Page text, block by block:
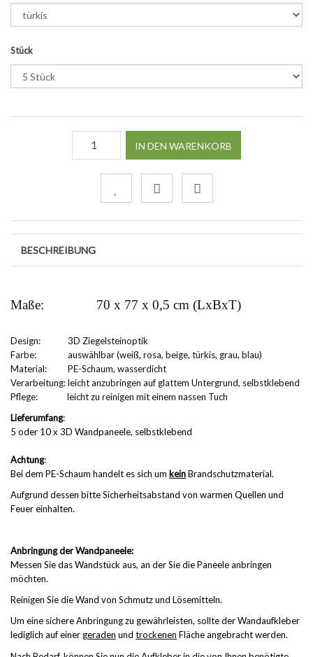
Stück
IN DEN WARENKORB
BESCHREIBUNG
Maße: 70 x 77 x 0,5 cm (LxBxT)
Design:
3D Ziegelsteinoptik
Farbe:
auswählbar (weiß, rosa, beige, türkis, grau, blau)
Material:
PE-Schaum, wasserdicht
Verarbeitung: leicht anzubringen auf glattem Untergrund, selbstklebend
Pflege:
leicht zu reinigen mit einem nassen Tuch
Lieferumfang:
5 oder 10 x 3D Wandpaneele, selbstklebend
Achtung:
Bei dem PE-Schaum handelt es sich um keinBrandschutzmaterial.
Aufgrund dessen bitte Sicherheitsabstand von warmen Quellen und
Feuer einhalten.
Anbringung der Wandpaneele:
Messen Sie das Wandstück aus, an der Sie die Paneele anbringen
möchten.
Reinigen Sie die Wand von Schmutz und Lösemitteln.
Um eine sichere Anbringung zu gewährleisten, sollte der Wandaufkleber
lediglich auf einer geraden und trockenen Fläche angebracht werden.